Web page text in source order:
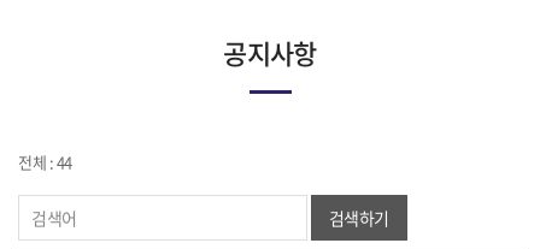
공지사항
전체 : 44
검색하기